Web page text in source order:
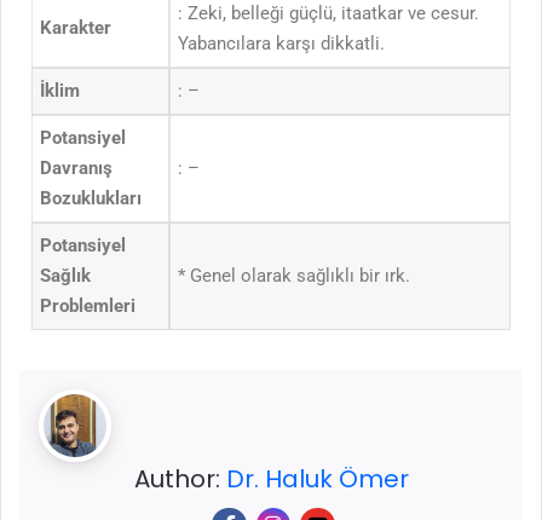
Karakter
: Zeki, belleği güçlü, itaatkar ve cesur.
Yabancılara karşı dikkatli.
İklim : –
Potansiyel
Davranış
Bozuklukları
: –
Potansiyel
Sağlık
Problemleri
* Genel olarak sağlıklı bir ırk.
Author: Dr. Haluk Ömer